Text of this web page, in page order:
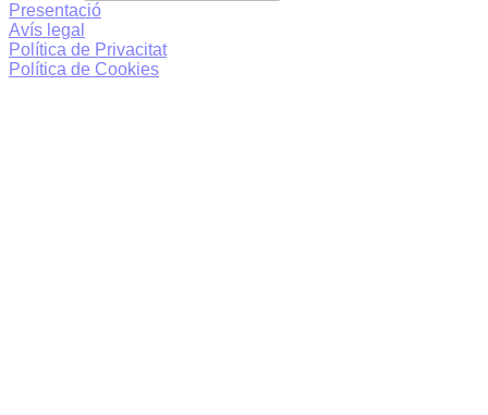
Presentació
Avís legal
Política de Privacitat
Política de Cookies